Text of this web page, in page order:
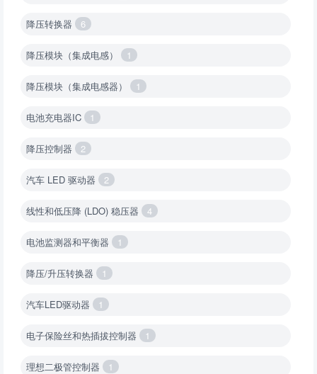
降压转换器 6
降压模块（集成电感） 1
降压模块（集成电感器） 1
电池充电器IC 1
降压控制器 2
汽车 LED 驱动器 2
线性和低压降 (LDO) 稳压器 4
电池监测器和平衡器 1
降压/升压转换器 1
汽车LED驱动器 1
电子保险丝和热插拔控制器 1
理想二极管控制器 1